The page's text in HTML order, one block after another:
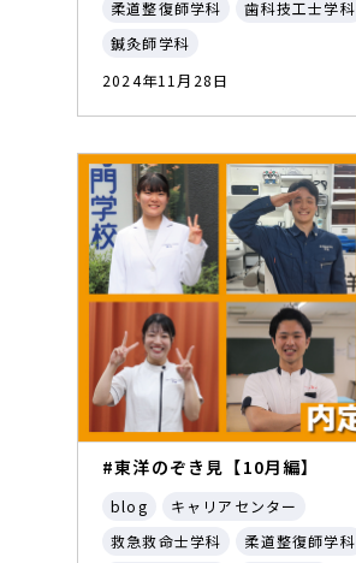
柔道整復師学科
歯科技工士学科
鍼灸師学科
2024年11月28日
#東洋のぞき見【10月編】
blog
キャリアセンター
救急救命士学科
柔道整復師学科